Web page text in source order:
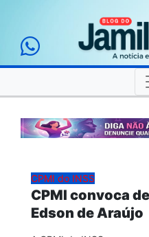
CPMI do INSS
CPMI convoca
Edson de Araújo